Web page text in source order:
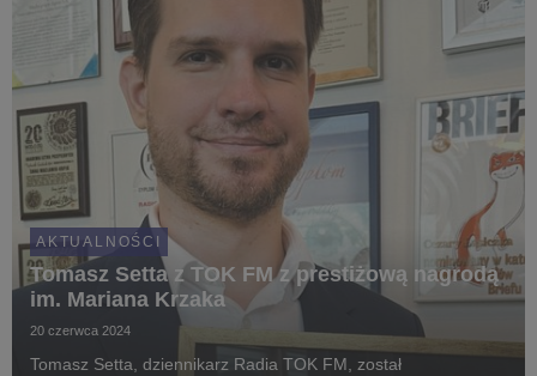
AKTUALNOŚCI
Tomasz Setta z TOK FM z prestiżową nagrodą
im. Mariana Krzaka
20 czerwca 2024
Tomasz Setta, dziennikarz Radia TOK FM, został